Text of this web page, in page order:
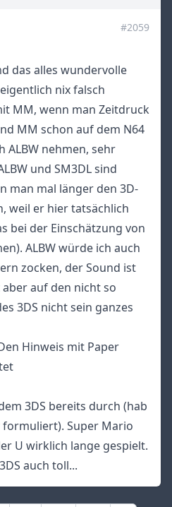
#2059
das alles wundervolle
nix falsch
MM, wenn man Zeitdruck
MM schon auf dem N64
ALBW nehmen, sehr
und SM3DL sind
man mal länger den 3D-
weil er hier tatsächlich
bei der Einschätzung von
ALBW würde ich auch
zocken, der Sound ist
auf den nicht so
3DS nicht sein ganzes
Hinweis mit Paper
3DS bereits durch (hab
Super Mario
U wirklich lange gespielt.
auch toll...